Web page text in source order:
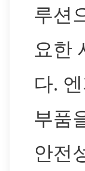
루션
요한
다.
부품
안전